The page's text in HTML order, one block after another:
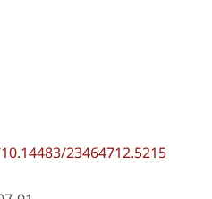
23464712.5215